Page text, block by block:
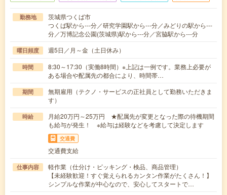
勤務地
茨城県つくば市
つくば駅から---分／研究学園駅から---分／みどりの駅から---
分／万博記念公園(茨城県)駅から---分／宮脇駅から---分
曜日頻度 週5日／月～金（土日休み）
時間
8:30～17:30（実働8時間）※上記は一例です。業務上必要が
ある場合や配属先の都合により、時間帯…
期間
無期雇用（テクノ・サービスの正社員として勤務いただきま
す）
時給
月給20万円～25万円 ★配属先が変更となった際の待機期間
も給与が発生！ ※給与は経験などを考慮して決定します
交通費
交通費支給
仕事内容
軽作業（仕分け・ピッキング・検品、商品管理）
【未経験歓迎！すぐ覚えられるカンタン作業がたくさん！】
シンプルな作業が中心なので、安心してスタートで…